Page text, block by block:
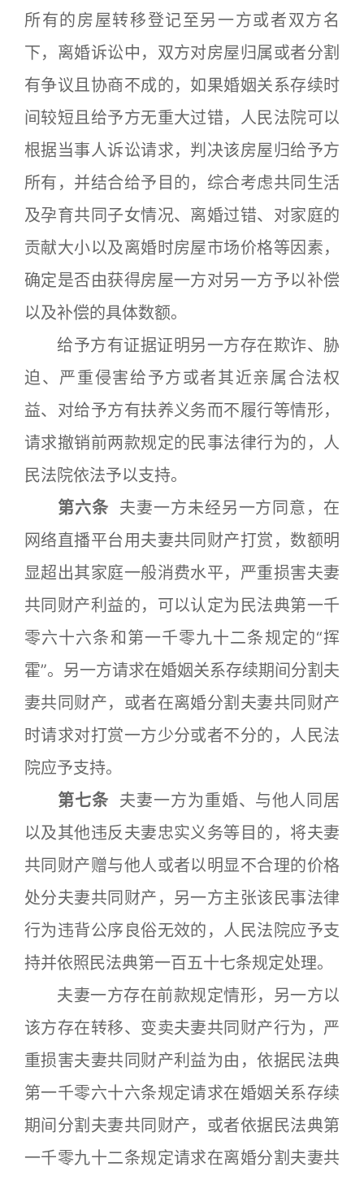
所有的房屋转移登记至另一方或者双方名
下，离婚诉讼中，双方对房屋归属或者分割
有争议且协商不成的，如果婚姻关系存续时
间较短且给予方无重大过错，人民法院可以
根据当事人诉讼请求，判决该房屋归给予方
所有，并结合给予目的，综合考虑共同生活
及孕育共同子女情况、离婚过错、对家庭的
贡献大小以及离婚时房屋市场价格等因素，
确定是否由获得房屋一方对另一方予以补偿
以及补偿的具体数额。
给予方有证据证明另一方存在欺诈、胁
迫、严重侵害给予方或者其近亲属合法权
益、对给予方有扶养义务而不履行等情形，
请求撤销前两款规定的民事法律行为的，人
民法院依法予以支持。
第六条 夫妻一方未经另一方同意，在
网络直播平台用夫妻共同财产打赏，数额明
显超出其家庭一般消费水平，严重损害夫妻
共同财产利益的，可以认定为民法典第一千
零六十六条和第一千零九十二条规定的“挥
霍”。另一方请求在婚姻关系存续期间分割夫
妻共同财产，或者在离婚分割夫妻共同财产
时请求对打赏一方少分或者不分的，人民法
院应予支持。
第七条 夫妻一方为重婚、与他人同居
以及其他违反夫妻忠实义务等目的，将夫妻
共同财产赠与他人或者以明显不合理的价格
处分夫妻共同财产，另一方主张该民事法律
行为违背公序良俗无效的，人民法院应予支
持并依照民法典第一百五十七条规定处理。
夫妻一方存在前款规定情形，另一方以
该方存在转移、变卖夫妻共同财产行为，严
重损害夫妻共同财产利益为由，依据民法典
第一千零六十六条规定请求在婚姻关系存续
期间分割夫妻共同财产，或者依据民法典第
一千零九十二条规定请求在离婚分割夫妻共